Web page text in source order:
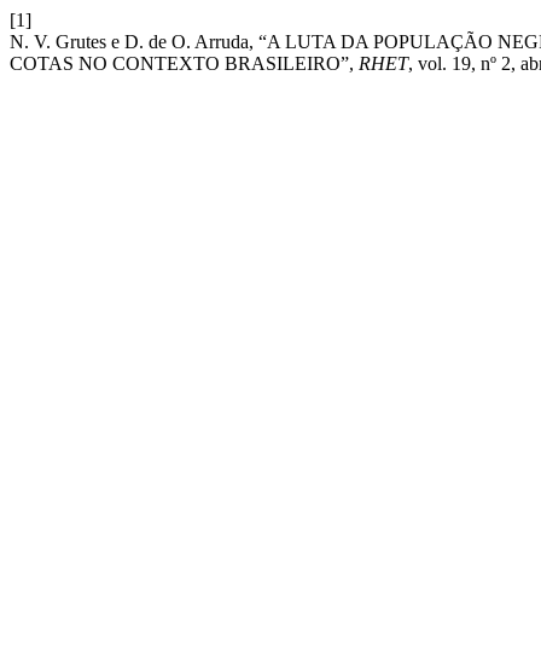
[1]
N. V. Grutes e D. de O. Arruda, “A LUTA DA POPULAÇÃO
COTAS NO CONTEXTO BRASILEIRO”, RHET, vol. 19, nº 2,